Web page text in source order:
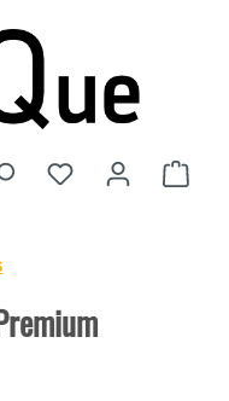
Du hast 0